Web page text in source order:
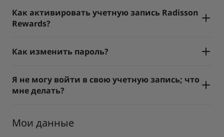
Как активировать учетную запись Radisson
Rewards?
Как изменить пароль?
Я не могу войти в свою учетную запись; что
мне делать?
Мои данные